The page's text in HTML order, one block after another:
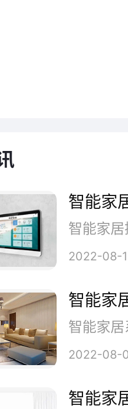
的名字叫
家里的物件
位于纽约，
所创立
智能家
2022-08-
智能家
2022-08-
智能家